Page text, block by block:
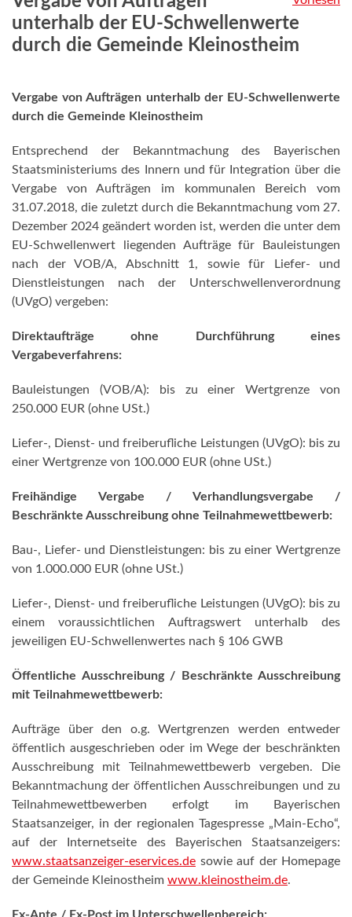
unterhalb der EU-Schwellenwerte
durch die Gemeinde Kleinostheim
Vergabe von Aufträgen unterhalb der EU-Schwellenwerte
durch die Gemeinde Kleinostheim
Entsprechend der Bekanntmachung des Bayerischen
Staatsministeriums des Innern und für Integration über die
Vergabe von Aufträgen im kommunalen Bereich vom
31.07.2018, die zuletzt durch die Bekanntmachung vom 27.
Dezember 2024 geändert worden ist, werden die unter dem
EU-Schwellenwert liegenden Aufträge für Bauleistungen
nach der VOB/A, Abschnitt 1, sowie für Liefer- und
Dienstleistungen nach der Unterschwellenverordnung
(UVgO) vergeben:
Direktaufträge ohne Durchführung eines
Vergabeverfahrens:
Bauleistungen (VOB/A): bis zu einer Wertgrenze von
250.000 EUR (ohne USt.)
Liefer-, Dienst- und freiberufliche Leistungen (UVgO): bis zu
einer Wertgrenze von 100.000 EUR (ohne USt.)
Freihändige Vergabe / Verhandlungsvergabe /
Beschränkte Ausschreibung ohne Teilnahmewettbewerb:
Bau-, Liefer- und Dienstleistungen: bis zu einer Wertgrenze
von 1.000.000 EUR (ohne USt.)
Liefer-, Dienst- und freiberufliche Leistungen (UVgO): bis zu
einem voraussichtlichen Auftragswert unterhalb des
jeweiligen EU-Schwellenwertes nach § 106 GWB
Öffentliche Ausschreibung / Beschränkte Ausschreibung
mit Teilnahmewettbewerb:
Aufträge über den o.g. Wertgrenzen werden entweder
öffentlich ausgeschrieben oder im Wege der beschränkten
Ausschreibung mit Teilnahmewettbewerb vergeben. Die
Bekanntmachung der öffentlichen Ausschreibungen und zu
Teilnahmewettbewerben erfolgt im Bayerischen
Staatsanzeiger, in der regionalen Tagespresse „Main-Echo“,
auf der Internetseite des Bayerischen Staatsanzeigers:
www.staatsanzeiger-eservices.de sowie auf der Homepage
der Gemeinde Kleinostheim www.kleinostheim.de.